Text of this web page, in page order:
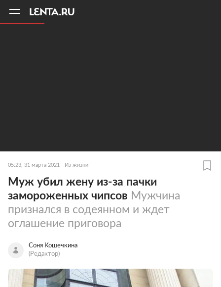
05:23, 31 марта 2021 Из жизни
Муж убил жену из-за пачки
замороженных чипсов Мужчина
признался в содеянном и ждет
оглашение приговора
Соня Кошечкина
(Редактор)